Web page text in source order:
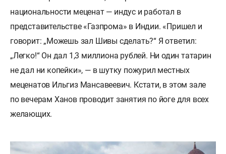
национальности меценат — индус и работал в
представительстве «Газпрома» в Индии. «Пришел и
говорит: „Можешь зал Шивы сделать?“ Я ответил:
„Легко!“ Он дал 1,3 миллиона рублей. Ни один татарин
не дал ни копейки», — в шутку пожурил местных
меценатов Ильгиз Мансавеевич. Кстати, в этом зале
по вечерам Ханов проводит занятия по йоге для всех
желающих.